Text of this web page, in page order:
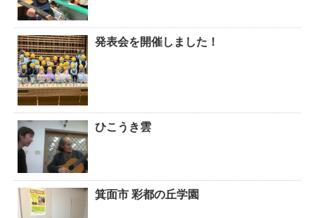
発表会を開催しました！
ひこうき雲
箕面市 彩都の丘学園